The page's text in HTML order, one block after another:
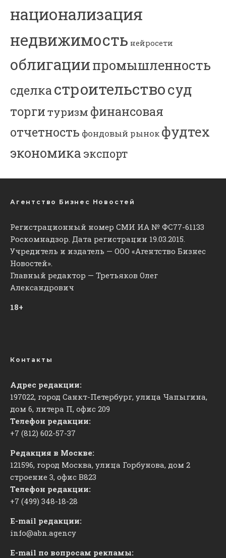
национализация
недвижимость нейросети
облигациипромышленность
сделкастроительствосуд
торгитуризм финансовая
отчетность фондовый рынок фудтех
экономика экспорт
Агентство Бизнес Новостей
Регистрационный номер СМИ ИА № ФС77-61133
Роскомнадзор. Дата регистрации 19.03.2015.
Учредитель и издатель — ООО «Агентство Бизнес
Новостей».
Главный редактор — Третьяков Олег
Александрович
18+
Контакты
Адрес редакции:
197022, город Санкт-Петербург, улица Чапыгина,
дом 6, литера П, офис 209
Телефон редакции:
+7 (812) 602-57-37
Редакция в Москве:
121596, город Москва, улица Горбунова, дом 2
строение 3, офис ​В823
Телефон редакции:
+7 (499) 348-18-28
E-mail редакции:
info@abn.agency
E-mail по вопросам рекламы: